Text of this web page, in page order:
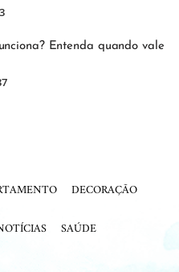
Entenda quando vale
DECORAÇÃO
SAÚDE